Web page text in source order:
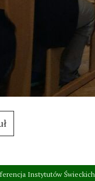
Instytutów Świeckich